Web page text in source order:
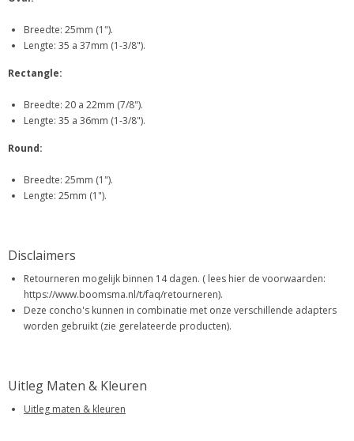
Breedte: 25mm (1").
Lengte: 35 a 37mm (1-3/8").
Rectangle:
Breedte: 20 a 22mm (7/8").
Lengte: 35 a 36mm (1-3/8").
Round:
Breedte: 25mm (1").
Lengte: 25mm (1").
Disclaimers
Retourneren mogelijk binnen 14 dagen. ( lees hier de voorwaarden:
https://www.boomsma.nl/t/faq/retourneren).
Deze concho's kunnen in combinatie met onze verschillende adapters
worden gebruikt (zie gerelateerde producten).
Uitleg Maten & Kleuren
Uitleg maten & kleuren